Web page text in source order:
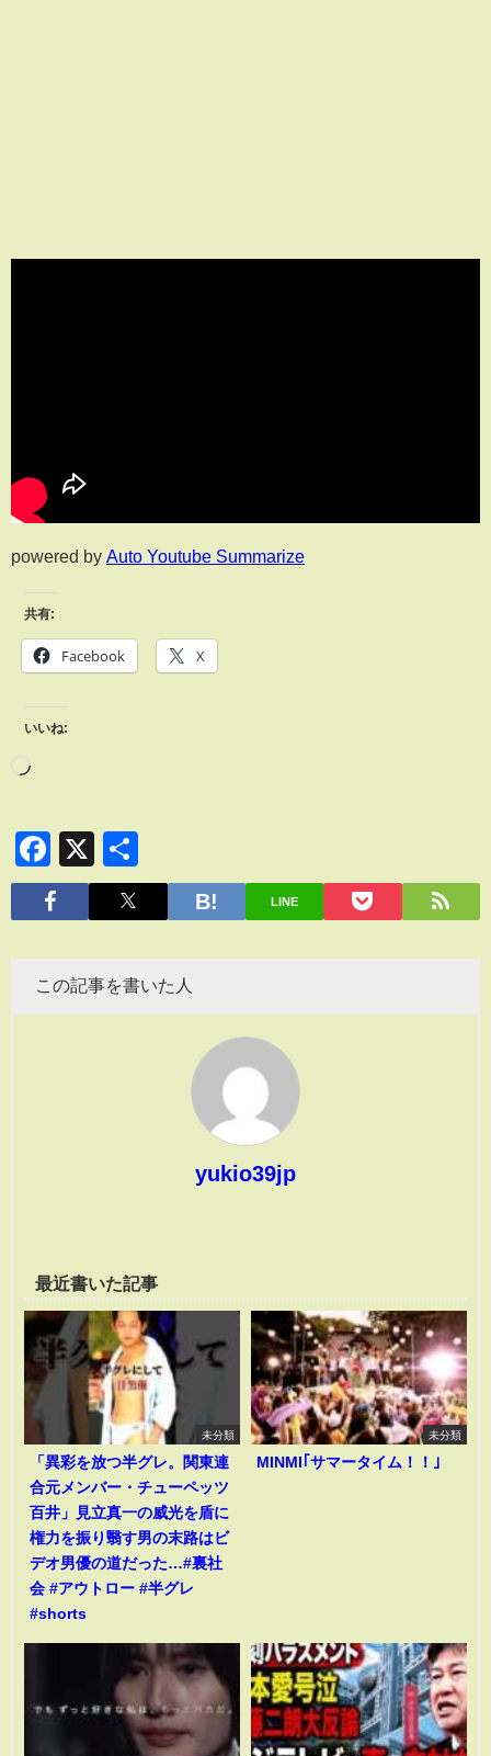
powered by Auto Youtube Summarize
共有:
Facebook X
いいね:
Facebook
X
有
LINE
この記事を書いた人
yukio39jp
最近書いた記事
未分類
「異彩を放つ半グレ。関東連
合元メンバー・チューペッツ
百井」見立真一の威光を盾に
権力を振り翳す男の末路はビ
デオ男優の道だった…#裏社
会 #アウトロー #半グレ
#shorts
未分類
MINMI｢サマータイム！！｣